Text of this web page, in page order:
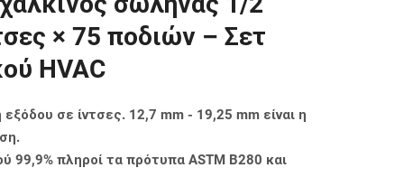
× 75 ποδιών – Σετ
HVAC
σε ίντσες. 12,7 mm - 19,25 mm είναι η
99,9% πληροί τα πρότυπα ASTM B280 και